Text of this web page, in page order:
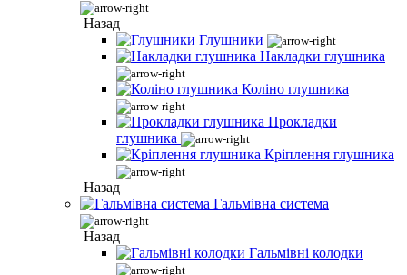
Назад
Глушники
Накладки глушника
Коліно глушника
Прокладки
глушника
Кріплення глушника
Назад
Гальмівна система
Назад
Гальмівні колодки